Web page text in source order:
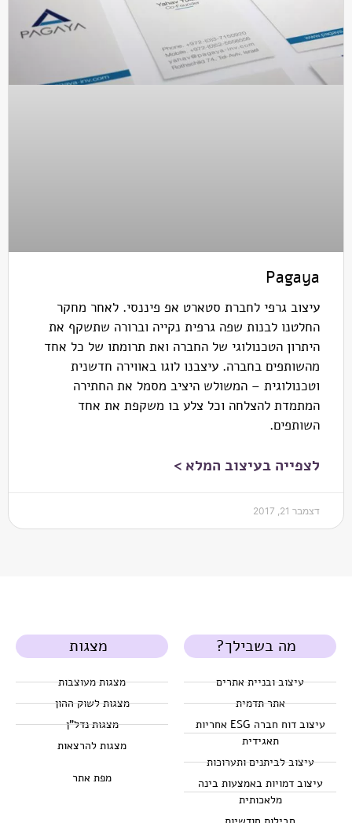
Pagaya
עיצוב גרפי לחברת סטארט אפ פיננסי. לאחר מחקר
החלטנו לבנות שפה גרפית נקייה וברורה שתשקף את
היתרון הטכנולוגי של החברה ואת תרומתו של כל אחד
מהשותפים בחברה. עיצבנו לוגו באווירה חדשנית
וטכנולוגית – המשולש היציב מסמל את החתירה
המתמדת להצלחה וכל צלע בו משקפת את אחד
השותפים.
לצפייה בעיצוב המלא >
דצמבר 21, 2017
מה בשבילך?
עיצוב ובניית אתרים
אתר תדמית
עיצוב דוח חברה ESG אחריות
תאגידית
עיצוב לביתנים ותערוכות
עיצוב דמויות באמצעות בינה
מלאכותית
מצגות
מצגות מעוצבות
מצגות לשוק ההון
מצגות נדל"ן
מצגות להרצאות
מפת אתר